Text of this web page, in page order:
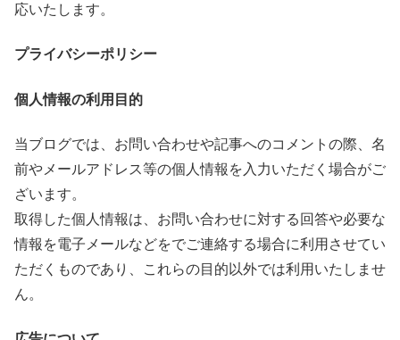
応いたします。
プライバシーポリシー
個人情報の利用目的
当ブログでは、お問い合わせや記事へのコメントの際、名
前やメールアドレス等の個人情報を入力いただく場合がご
ざいます。
取得した個人情報は、お問い合わせに対する回答や必要な
情報を電子メールなどをでご連絡する場合に利用させてい
ただくものであり、これらの目的以外では利用いたしませ
ん。